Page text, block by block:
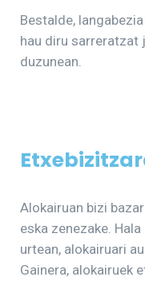
Bestalde,
hau diru sarreratzat
duzunean.
Alokairuan bizi
eska zenezake. Hala
urtean, alokairuari
Gainera, alokairuek